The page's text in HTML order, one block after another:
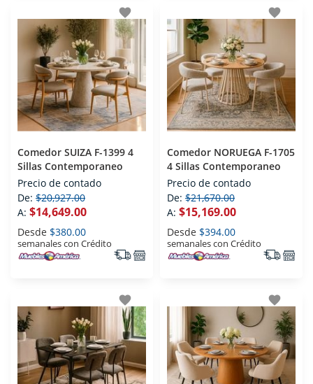
favorite
Comedor SUIZA F-1399 4
Sillas Contemporaneo
Precio de contado
De: $20,927.00
A: $14,649.00
Desde $380.00
semanales con Crédito
favorite
Comedor NORUEGA F-1705
4 Sillas Contemporaneo
Precio de contado
De: $21,670.00
A: $15,169.00
Desde $394.00
semanales con Crédito
favorite favorite